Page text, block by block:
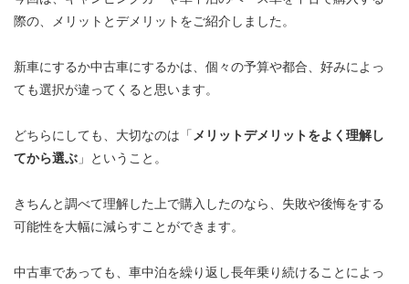
際の、メリットとデメリットをご紹介しました。
新車にするか中古車にするかは、個々の予算や都合、好みによっ
ても選択が違ってくると思います。
どちらにしても、大切なのは「メリットデメリットをよく理解し
てから選ぶ 」ということ。
きちんと調べて理解した上で購入したのなら、失敗や後悔をする
可能性を大幅に減らすことができます。
中古車であっても、車中泊を繰り返し長年乗り続けることによっ